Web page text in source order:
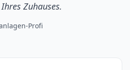
Zuhauses.
Profi